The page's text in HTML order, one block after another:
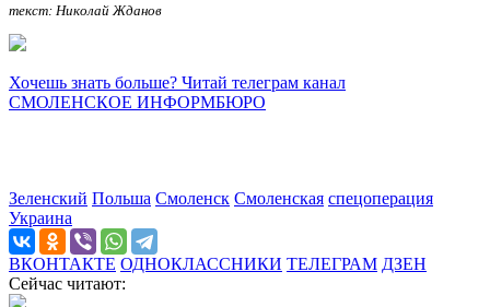
текст: Николай Жданов
Хочешь знать больше? Читай телеграм канал
СМОЛЕНСКОЕ ИНФОРМБЮРО
Зеленский Польша Смоленск Смоленская спецоперация
Украина
ВКОНТАКТЕ ОДНОКЛАССНИКИ ТЕЛЕГРАМ ДЗЕН
Сейчас читают: